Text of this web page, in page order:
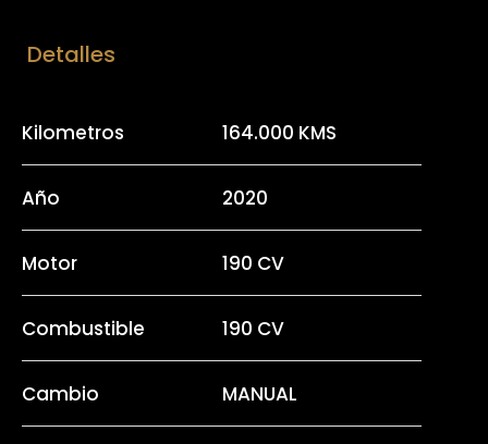
Detalles
Kilometros
Año
Motor
Combustible
Cambio
164.000 KMS
2020
190 CV
190 CV
MANUAL